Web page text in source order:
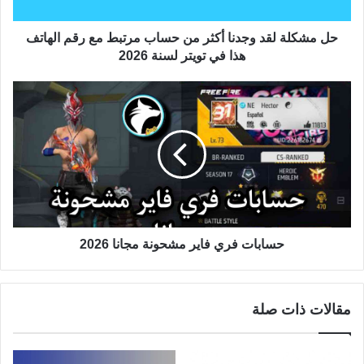
حل مشكلة لقد وجدنا أكثر من حساب مرتبط مع رقم الهاتف
هذا في تويتر لسنة 2026
حسابات فري فاير مشحونة مجانا 2026
مقالات ذات صلة